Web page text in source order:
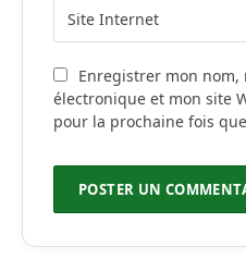
Enregistrer mon nom,
électronique et mon site
pour la prochaine fois